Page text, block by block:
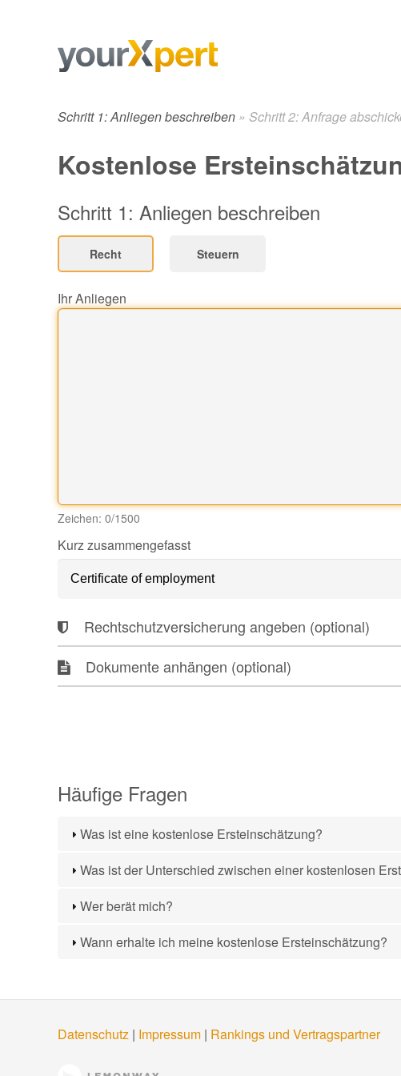
Schritt 1: Anliegen beschreiben » Schritt 2: Anfrage
Kostenlose
Schritt 1: Anliegen beschreiben
Recht Steuern
Ihr Anliegen
Zeichen: 0/1500
Kurz zusammengefasst
Rechtschutzversicherung angeben (optional)
Dokumente anhängen (optional)
Häufige Fragen
Was ist eine kostenlose Ersteinschätzung?
Was ist der Unterschied zwischen einer kostenlosen
Wer berät mich?
Wann erhalte ich meine kostenlose Ersteinschätzung?
Datenschutz | Impressum | Rankings und Vertragspartner